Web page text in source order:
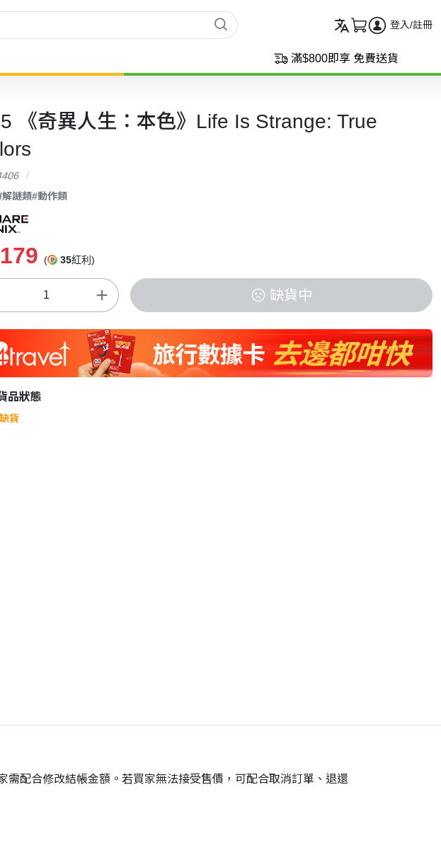
登入/註冊
滿$800即享 免費送貨
《奇異人生：本色》Life Is Strange: True
謎類#動作類
179 ( 35紅利)
缺貨中
品狀態
缺貨
配合修改結帳金額。若買家無法接受售價，可配合取消訂單、退還